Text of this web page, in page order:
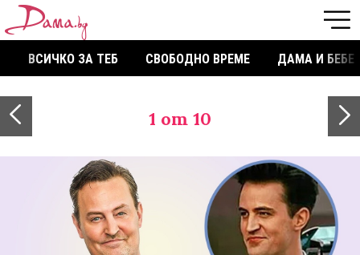
ВСИЧКО ЗА ТЕБ СВОБОДНО ВРЕМЕ ДАМА И БЕБЕ
1 от 10